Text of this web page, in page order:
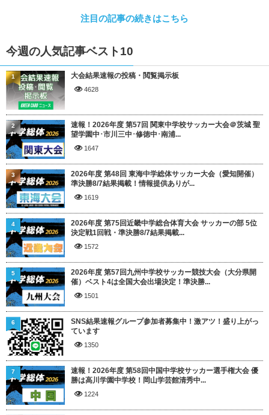
注目の記事の続きはこちら
今週の人気記事ベスト10
大会結果速報の投稿・閲覧掲示板
4628
1
速報！2026年度 第57回 関東中学校サッカー大会＠茨城 聖
望学園中･市川三中･修徳中･南浦...
1647
2
2026年度 第48回 東海中学総体サッカー大会（愛知開催）
準決勝8/7結果掲載！情報提供ありが...
1619
3
2026年度 第75回近畿中学総合体育大会 サッカーの部 5位
決定戦1回戦・準決勝8/7結果掲載...
1572
4
2026年度 第57回九州中学校サッカー競技大会（大分県開
催）ベスト4は全国大会出場決定！準決勝...
1501
5
SNS結果速報グループ参加者募集中！激アツ！盛り上がっ
ています
1350
6
速報！2026年度 第58回中国中学校サッカー選手権大会 優
勝は高川学園中学校！岡山学芸館清秀中...
1224
7